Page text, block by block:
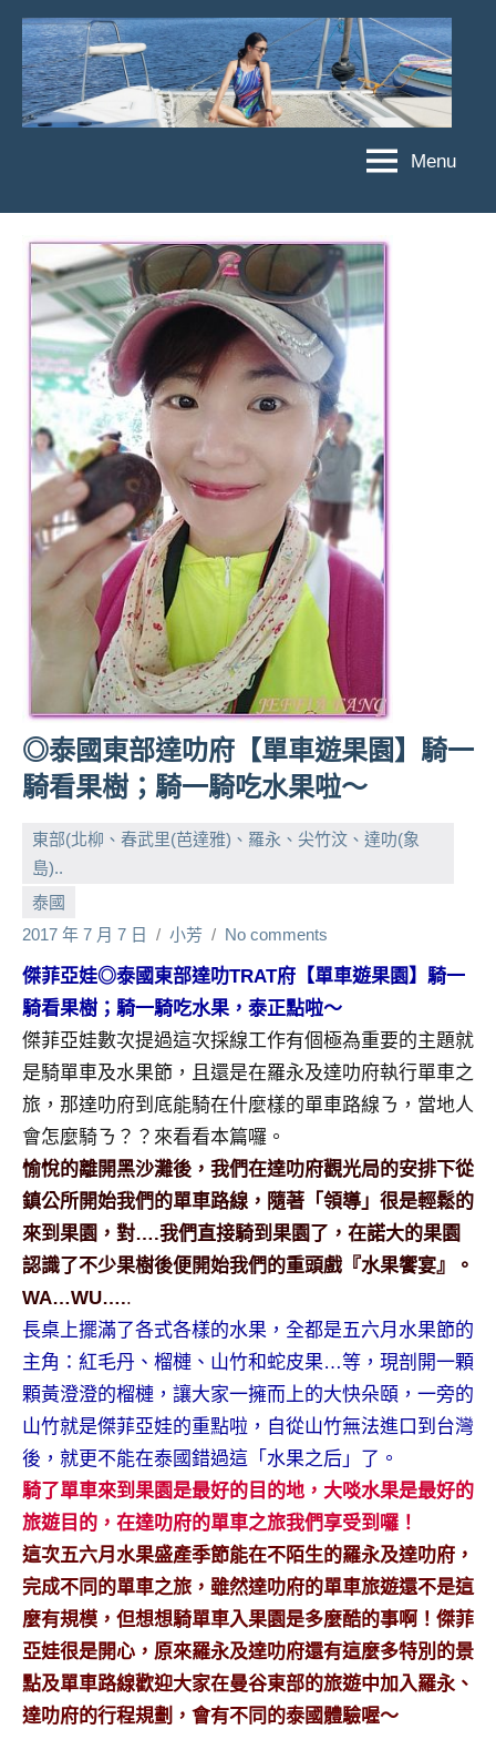
Skip
content
菲
亞
娃
JEFFIA
FANG
娃
絲
團、
主
題
旅
遊、
達
人
帶
遊
來
賓、
News
金
號
節
目
底、
外
景
目
主
持、
吳
哥
泰
國
旅
遊
書
者、
各
發
表
會
及
活
動
主
持、
學
校
企
業
Menu
◎泰國東部達叻府【單車遊果園】騎一
騎看果樹；騎一騎吃水果啦～
東部(北柳、春武里(芭達雅)、羅永、尖竹汶、達叻(象
島)..
泰國
2017 年 7 月 7 日
小芳 No comments
傑菲亞娃◎泰國東部達叻TRAT府【單車遊果園】騎一
騎看果樹；騎一騎吃水果，泰正點啦～
傑菲亞娃數次提過這次採線工作有個極為重要的主題就
是騎單車及水果節，且還是在羅永及達叻府執行單車之
旅，那達叻府到底能騎在什麼樣的單車路線ㄋ，當地人
會怎麼騎ㄋ？？來看看本篇囉。
愉悅的離開黑沙灘後，我們在達叻府觀光局的安排下從
鎮公所開始我們的單車路線，隨著「領導」很是輕鬆的
來到果園，對….我們直接騎到果園了，在諾大的果園
認識了不少果樹後便開始我們的重頭戲『水果饗宴』。
WA…WU…..
長桌上擺滿了各式各樣的水果，全都是五六月水果節的
主角：紅毛丹、榴槤、山竹和蛇皮果…等，現剖開一顆
顆黃澄澄的榴槤，讓大家一擁而上的大快朵頤，一旁的
山竹就是傑菲亞娃的重點啦，自從山竹無法進口到台灣
後，就更不能在泰國錯過這「水果之后」了。
騎了單車來到果園是最好的目的地，大啖水果是最好的
旅遊目的，在達叻府的單車之旅我們享受到囉！
這次五六月水果盛產季節能在不陌生的羅永及達叻府，
完成不同的單車之旅，雖然達叻府的單車旅遊還不是這
麼有規模，但想想騎單車入果園是多麼酷的事啊！傑菲
亞娃很是開心，原來羅永及達叻府還有這麼多特別的景
點及單車路線歡迎大家在曼谷東部的旅遊中加入羅永、
達叻府的行程規劃，會有不同的泰國體驗喔～